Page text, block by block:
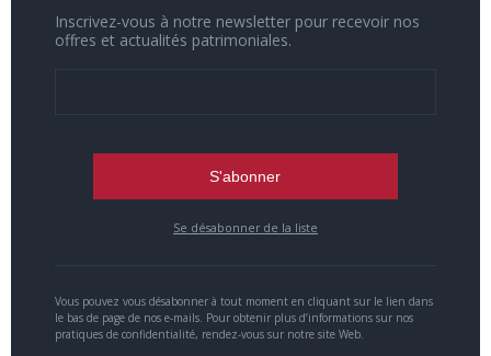
Inscrivez-vous à notre newsletter pour recevoir nos
offres et actualités patrimoniales.
Se désabonner de la liste
Vous pouvez vous désabonner à tout moment en cliquant sur le lien dans
le bas de page de nos e-mails. Pour obtenir plus d’informations sur nos
pratiques de confidentialité, rendez-vous sur notre site Web.